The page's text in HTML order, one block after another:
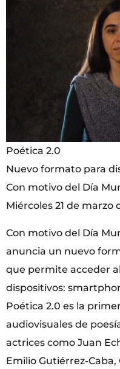
Poética 2.0
Nuevo formato para
Con motivo del Día
Miércoles 21 de marzo
Con motivo del Día
anuncia un nuevo
que permite acceder
dispositivos:
Poética 2.0 es la
audiovisuales de
actrices como Juan
Emilio Gutiérrez-Caba,